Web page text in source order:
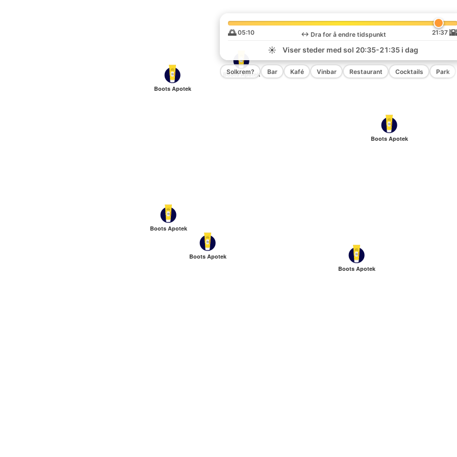
Boots Apotek
Boots Apotek
Boots Apotek
Boots Apotek
Boots Apotek
Boots Apotek
🌅 05:10 ↔️ Dra for å endre tidspunkt 21:37 🌇
☀️
Viser steder med sol 20:35-21:35i dag
Solkrem? Bar Kafé Vinbar Restaurant Cocktails Park